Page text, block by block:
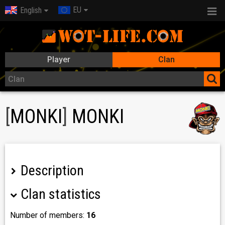
English EU
Player Clan
MONKI MONKI
Description
Moin,
Wir suchen für unseren Clan motivierte und aktive Spieler
Clan statistics
Number of members: 16